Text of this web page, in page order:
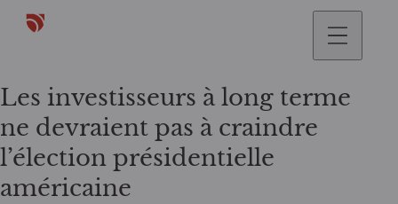
Les investisseurs à long terme
ne devraient pas à craindre
l’élection présidentielle
américaine